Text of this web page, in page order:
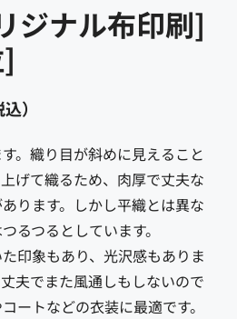
ジナル布印刷]
込）
。織り目が斜めに見えること
げて織るため、肉厚で丈夫な
ります。しかし平織とは異な
るつるとしています。
印象もあり、光沢感もありま
夫でまた風通しもしないので
ートなどの衣装に最適です。